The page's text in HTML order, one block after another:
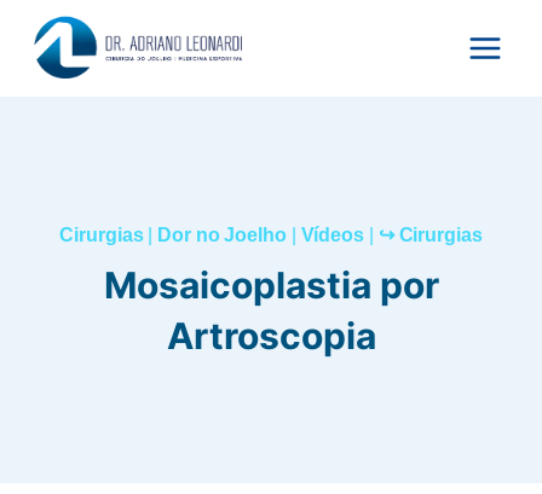
para
Cirurgias| Dor no Joelho| Vídeos ↪ Cirurgias
Mosaicoplastia por
Artroscopia